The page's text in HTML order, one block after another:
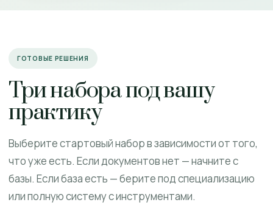
ГОТОВЫЕ РЕШЕНИЯ
Три набора под вашу
практику
Выберите стартовый набор в зависимости от того,
что уже есть. Если документов нет — начните с
базы. Если база есть — берите под специализацию
или полную систему с инструментами.